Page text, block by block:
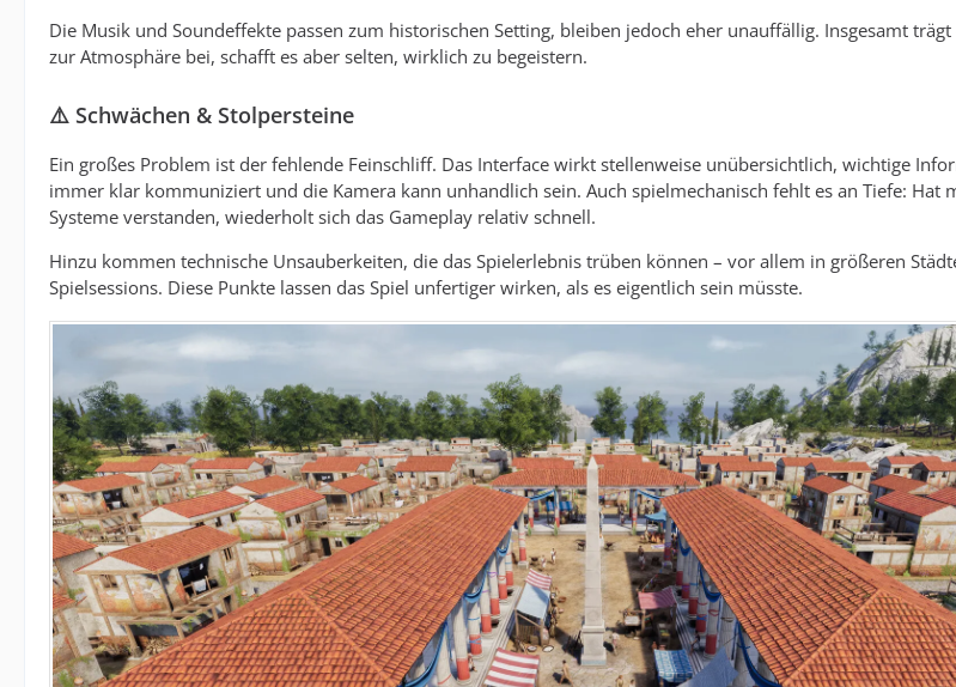
Die Musik und Soundeffekte passen zum historischen Setting, bleiben jedoch eher unauffällig. Insgesamt
zur Atmosphäre bei, schafft es aber selten, wirklich zu begeistern.
⚠️ Schwächen & Stolpersteine
Ein großes Problem ist der fehlende Feinschliff. Das Interface wirkt stellenweise unübersichtlich, wichtige
immer klar kommuniziert und die Kamera kann unhandlich sein. Auch spielmechanisch fehlt es an Tiefe: Hat
Systeme verstanden, wiederholt sich das Gameplay relativ schnell.
Hinzu kommen technische Unsauberkeiten, die das Spielerlebnis trüben können – vor allem in größeren
Spielsessions. Diese Punkte lassen das Spiel unfertiger wirken, als es eigentlich sein müsste.